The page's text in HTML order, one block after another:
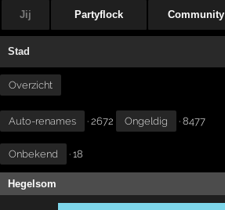
Jij Partyflock Community
Stad
Overzicht
Auto-renames · 2672 Ongeldig · 8477
Onbekend · 18
Hegelsom